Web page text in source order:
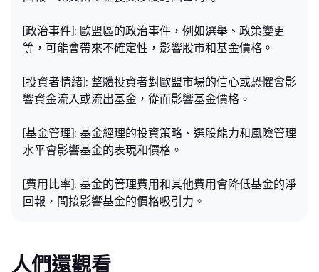
[政治事件]: 歐盟區的政治事件，例如選舉、政策變更
等，可能會帶來不確定性，影響股市和基金價格。
[投資者情緒]: 整體投資者對歐盟市場的信心或恐懼會影
響資金流入或流出基金，從而影響基金價格。
[基金管理]: 基金經理的投資策略、選股能力和風險管理
水平會影響基金的表現和價格。
[費用比率]: 基金的管理費用和其他費用會降低基金的淨
回報，間接影響基金的價格吸引力。
人們還觀看